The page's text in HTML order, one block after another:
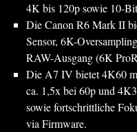
4K bis 120p sowie 10-
Die Canon R6 Mark II
Sensor, 6K-
RAW-Ausgang (6K
Die A7 IV bietet 4K60
ca. 1,5x bei 60p und
sowie fortschrittliche
via Firmware.